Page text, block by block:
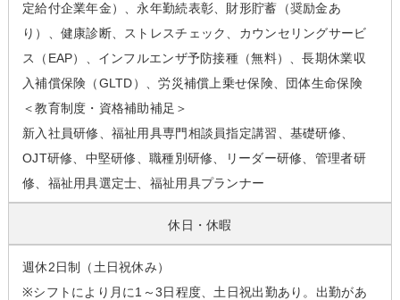
定給付企業年金）、永年勤続表彰、財形貯蓄（奨励金あ
り）、健康診断、ストレスチェック、カウンセリングサービ
ス（EAP）、インフルエンザ予防接種（無料）、長期休業収
入補償保険（GLTD）、労災補償上乗せ保険、団体生命保険
＜教育制度・資格補助補足＞
新入社員研修、福祉用具専門相談員指定講習、基礎研修、
OJT研修、中堅研修、職種別研修、リーダー研修、管理者研
修、福祉用具選定士、福祉用具プランナー
休日・休暇
週休2日制（土日祝休み）
※シフトにより月に1～3日程度、土日祝出勤あり。出勤があ